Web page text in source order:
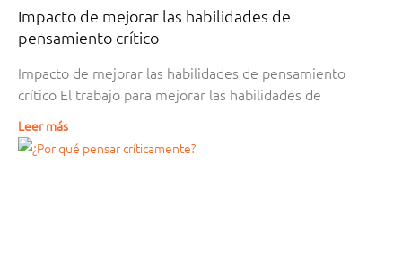
Impacto de mejorar las habilidades de
pensamiento crítico
Impacto de mejorar las habilidades de pensamiento
crítico El trabajo para mejorar las habilidades de
Leer más